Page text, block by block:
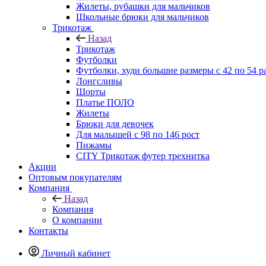
Жилеты, рубашки для мальчиков
Школьные брюки для мальчиков
Трикотаж
Назад
Трикотаж
Футболки
Футболки, худи большие размеры с 42 по 54
Лонгсливы
Шорты
Платье ПОЛО
Жилеты
Брюки для девочек
Для малышей с 98 по 146 рост
Пижамы
CITY Трикотаж футер трехнитка
Акции
Оптовым покупателям
Компания
Назад
Компания
О компании
Контакты
Личный кабинет